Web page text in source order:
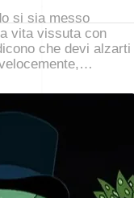
si sia messo
vita vissuta con
che devi alzarti